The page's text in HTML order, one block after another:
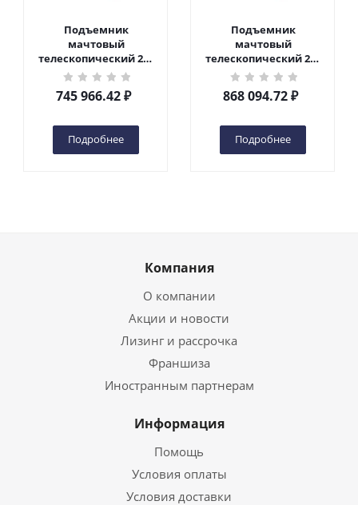
Подъемник
мачтовый
телескопический 200
кг 10 м TOR GTWY10-
200S DC 2-мачтовый
(автономный) (N) в
745 966.42₽
Подробнее
Подъемник
мачтовый
телескопический 200
кг 12 м TOR GTWY12-
200S DC 2-мачтовый
(автономный) (N) в
868 094.72₽
Подробнее
Компания
О компании
Акции и новости
Лизинг и рассрочка
Франшиза
Иностранным партнерам
Информация
Помощь
Условия оплаты
Условия доставки